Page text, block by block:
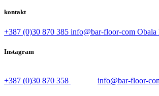
kontakt
+387 (0)30 870 385 info@bar-floor-com Obala
Instagram
+387 (0)30 870 358 info@bar-floor-